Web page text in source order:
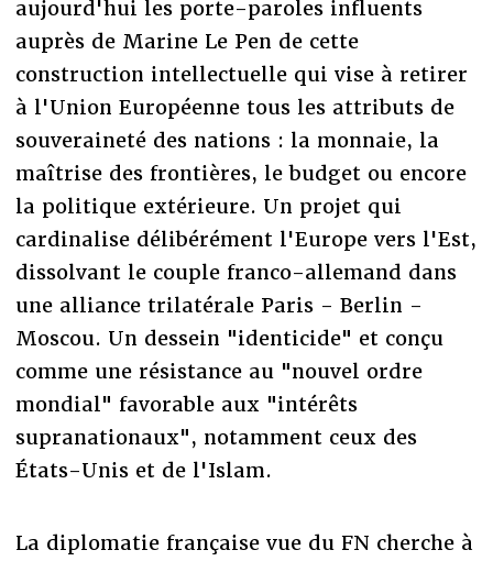
aujourd'hui les porte-paroles influents
auprès de Marine Le Pen de cette
construction intellectuelle qui vise à retirer
à l'Union Européenne tous les attributs de
souveraineté des nations : la monnaie, la
maîtrise des frontières, le budget ou encore
la politique extérieure. Un projet qui
cardinalise délibérément l'Europe vers l'Est,
dissolvant le couple franco-allemand dans
une alliance trilatérale Paris - Berlin -
Moscou. Un dessein "identicide" et conçu
comme une résistance au "nouvel ordre
mondial" favorable aux "intérêts
supranationaux", notamment ceux des
États-Unis et de l'Islam.
La diplomatie française vue du FN cherche à